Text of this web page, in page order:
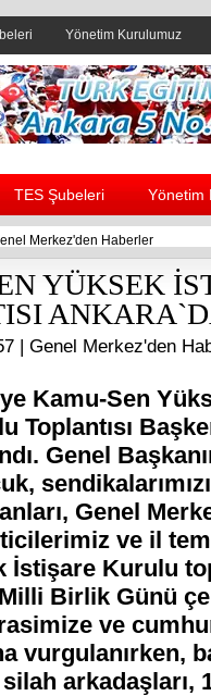
Yönetim Kurulumuz
Header yanı reklam alanı
TES Şubeleri Yönetim
Merkez'den Haberler
YÜKSEK
| Genel Merkez'den
Kamu-Sen
Toplantısı
Genel
Genel
ve il
İstişare Kurulu
Birlik Günü
ve
vurgulanırken,
arkadaşları,